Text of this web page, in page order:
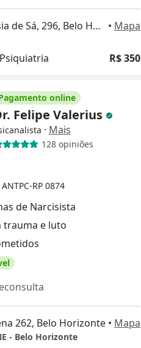
Rua Maria Ambrósia de Sá, 296, Belo Horizonte • Mapa
R$ 350
online
Felipe Valerius
· Mais
128 opiniões
ANTPC-RP 0874
de Narcisista
trauma e luto
262, Belo Horizonte • Mapa
- Belo Horizonte